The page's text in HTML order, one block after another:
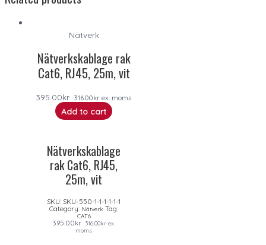
Nätverk
Nätverkskablage rak
Cat6, RJ45, 25m, vit
395.00kr 316.00kr ex. moms
Add to cart
Nätverkskablage
rak Cat6, RJ45,
25m, vit
SKU: SKU-550-1-1-1-1-1-1
Category: Nätverk Tag:
CAT6
395.00kr 316.00kr ex.
moms